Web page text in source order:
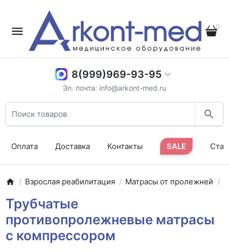
0
8(999)969-93-95
Эл. почта: info@arkont-med.ru
Оплата Доставка Контакты SALE
Взрослая реабилитация Матрасы от пролежней
Трубчатые
противопролежневые матрасы
с компрессором